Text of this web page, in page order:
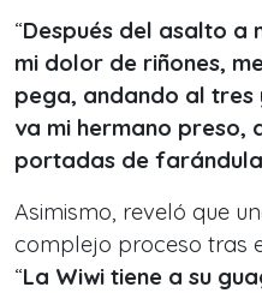
“Después del asalto a
mi dolor de riñones,
pega, andando al tres
va mi hermano preso,
portadas de farándula
Asimismo, reveló que
complejo proceso tras
“La Wiwi tiene a su